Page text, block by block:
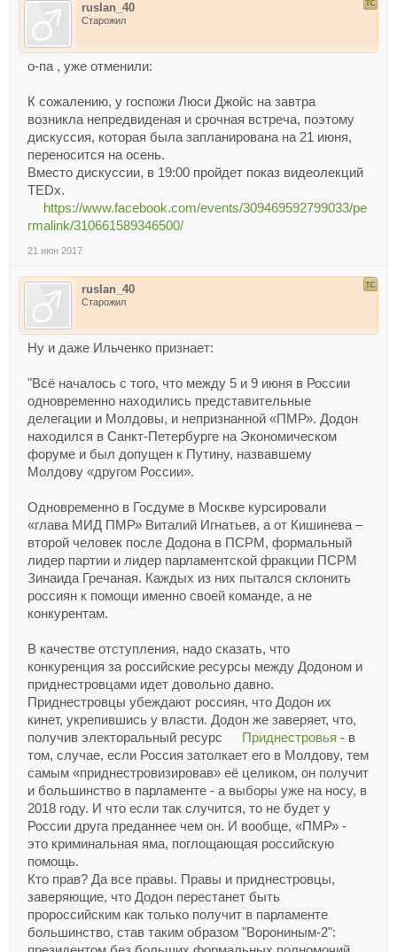
ruslan_40
Старожил
о-па , уже отменили:
К сожалению, у госпожи Люси Джойс на завтра
возникла непредвиденая и срочная встреча, поэтому
дискуссия, которая была запланирована на 21 июня,
переносится на осень.
Вместо дискуссии, в 19:00 пройдет показ видеолекций
TEDx.
https://www.facebook.com/events/309469592799033/pe
rmalink/310661589346500/
21 июн 2017
ruslan_40
Старожил
Ну и даже Ильченко признает:
"Всё началось с того, что между 5 и 9 июня в России
одновременно находились представительные
делегации и Молдовы, и непризнанной «ПМР». Додон
находился в Санкт-Петербурге на Экономическом
форуме и был допущен к Путину, назвавшему
Молдову «другом России».
Одновременно в Госдуме в Москве курсировали
«глава МИД ПМР» Виталий Игнатьев, а от Кишинева –
второй человек после Додона в ПСРМ, формальный
лидер партии и лидер парламентской фракции ПСРМ
Зинаида Гречаная. Каждых из них пытался склонить
россиян к помощи именно своей команде, а не
конкурентам.
В качестве отступления, надо сказать, что
конкуренция за российские ресурсы между Додоном и
приднестровцами идет довольно давно.
Приднестровцы убеждают россиян, что Додон их
кинет, укрепившись у власти. Додон же заверяет, что,
получив электоральный ресурс
Приднестровья - в
том, случае, если Россия затолкает его в Молдову, тем
самым «приднестровизировав» её целиком, он получит
и большинство в парламенте - а выборы уже на носу, в
2018 году. И что если так случится, то не будет у
России друга преданнее чем он. И вообще, «ПМР» -
это криминальная яма, поглощающая российскую
помощь.
Кто прав? Да все правы. Правы и приднестровцы,
заверяющие, что Додон перестанет быть
пророссийским как только получит в парламенте
большинство, став таким образом "Ворониным-2":